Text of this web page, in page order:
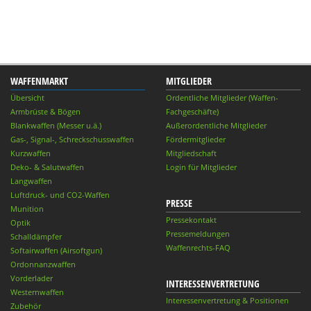
WAFFENMARKT
Übersicht
Armbrüste & Bögen
Blankwaffen (Messer u.ä.)
Gas-, Signal-, Schreckschusswaffen
Kurzwaffen
Deko- & Salutwaffen
Langwaffen
Luftdruck- und CO2-Waffen
Munition
Optik
Schalldämpfer
Softairwaffen (Airsoftgun)
Ordonnanzwaffen
Vorderlader
Westernwaffen
Zubehör
MITGLIEDER
Ordentliche Mitglieder (Waffen-
Fachgeschäfte)
Außerordentliche Mitglieder
Fördermitglieder
Mitgliedschaft
Login für Mitglieder
PRESSE
Pressekontakt
Pressemeldungen
Waffenrechts-FAQ
INTERESSENVERTRETUNG
Interessenvertretung & Positionen